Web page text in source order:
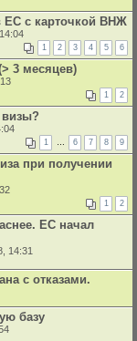
ЕС с карточкой ВНЖ
1 2 3 4 5 6
3 месяцев)
1 2
визы?
1 … 6 7 8 9
при получении
1 2
ЕС начал
14:31
с отказами.
базу